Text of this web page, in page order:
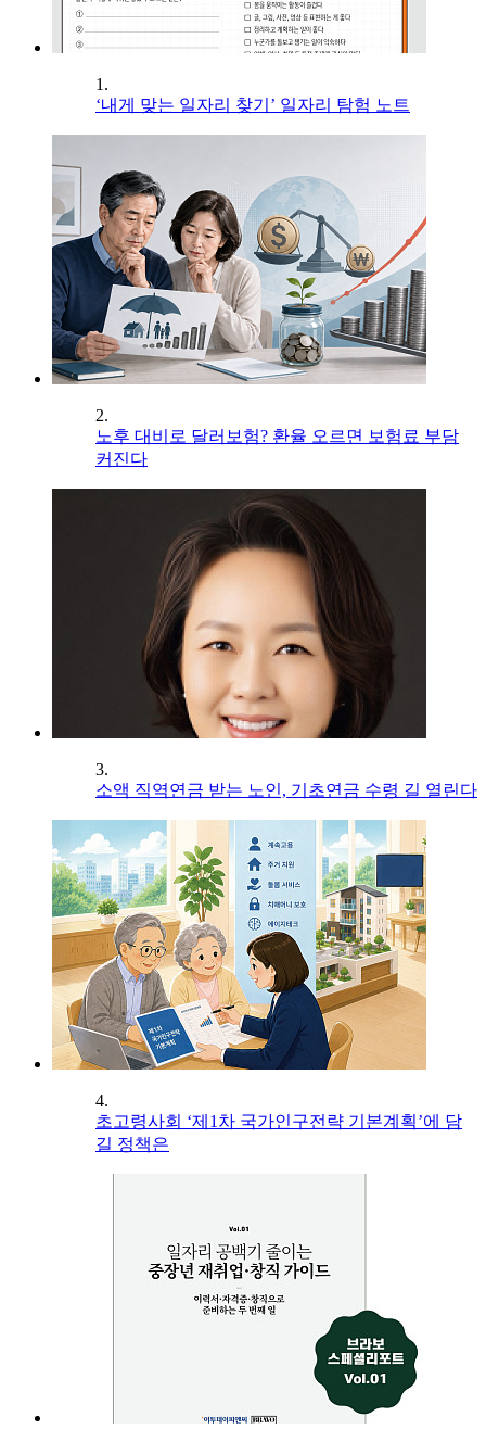
1.
‘내게 맞는 일자리 찾기’ 일자리 탐험 노트
2.
노후 대비로 달러보험? 환율 오르면 보험료 부담
커진다
3.
소액 직역연금 받는 노인, 기초연금 수령 길 열린다
4.
초고령사회 ‘제1차 국가인구전략 기본계획’에 담
길 정책은